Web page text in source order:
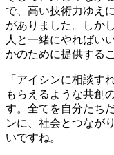
で、高い技術力ゆえ
がありました。しか
人と一緒にやればい
かのために提供する
「アイシンに相談す
もらえるような共創
す。全てを自分たち
ンに、社会とつなが
いですね。